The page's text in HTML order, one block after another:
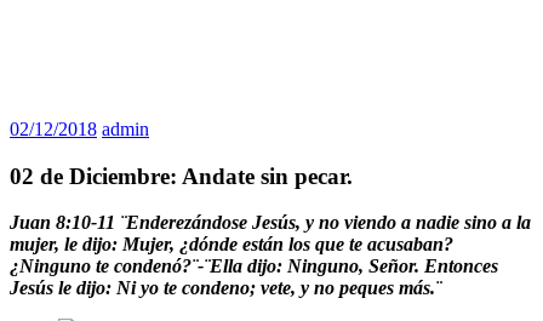
02/12/2018 admin
02 de Diciembre: Andate sin pecar.
Juan 8:10-11 ¨Enderezándose Jesús, y no viendo a nadie sino a la
mujer, le dijo: Mujer, ¿dónde están los que te acusaban?
¿Ninguno te condenó?¨-¨Ella dijo: Ninguno, Señor. Entonces
Jesús le dijo: Ni yo te condeno; vete, y no peques más.¨